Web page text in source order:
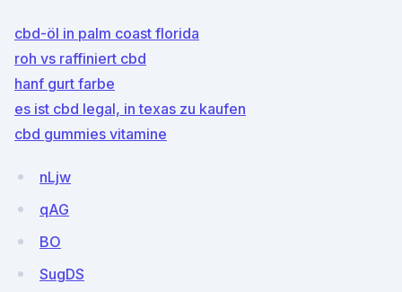
cbd-öl in palm coast florida
roh vs raffiniert cbd
hanf gurt farbe
es ist cbd legal, in texas zu kaufen
cbd gummies vitamine
nLjw
qAG
BO
SugDS